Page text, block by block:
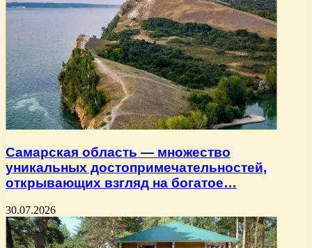
Самарская область — множество
уникальных достопримечательностей,
открывающих взгляд на богатое…
30.07.2026